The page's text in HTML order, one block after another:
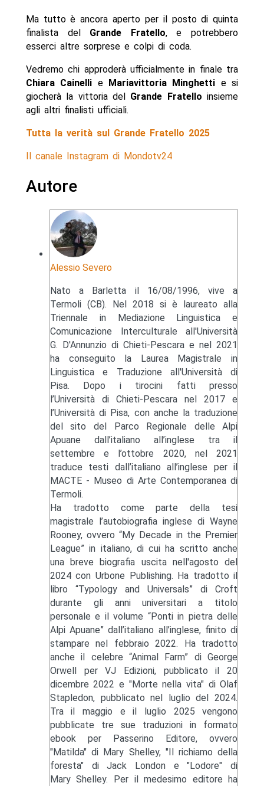
Ma tutto è ancora aperto per il posto di quinta
finalista del Grande Fratello, e potrebbero
esserci altre sorprese e colpi di coda.
Vedremo chi approderà ufficialmente in finale tra
Chiara Cainelli e Mariavittoria Minghetti e si
giocherà la vittoria del Grande Fratello insieme
agli altri finalisti ufficiali.
Tutta la verità sul Grande Fratello 2025
Il canale Instagram di Mondotv24
Autore
Alessio Severo
Nato a Barletta il 16/08/1996, vive a
Termoli (CB). Nel 2018 si è laureato alla
Triennale in Mediazione Linguistica e
Comunicazione Interculturale all'Università
G. D'Annunzio di Chieti-Pescara e nel 2021
ha conseguito la Laurea Magistrale in
Linguistica e Traduzione all'Università di
Pisa. Dopo i tirocini fatti presso
l’Università di Chieti-Pescara nel 2017 e
l’Università di Pisa, con anche la traduzione
del sito del Parco Regionale delle Alpi
Apuane dall’italiano all’inglese tra il
settembre e l’ottobre 2020, nel 2021
traduce testi dall’italiano all’inglese per il
MACTE - Museo di Arte Contemporanea di
Termoli.
Ha tradotto come parte della tesi
magistrale l’autobiografia inglese di Wayne
Rooney, ovvero “My Decade in the Premier
League” in italiano, di cui ha scritto anche
una breve biografia uscita nell'agosto del
2024 con Urbone Publishing. Ha tradotto il
libro “Typology and Universals” di Croft
durante gli anni universitari a titolo
personale e il volume “Ponti in pietra delle
Alpi Apuane” dall’italiano all’inglese, finito di
stampare nel febbraio 2022. Ha tradotto
anche il celebre “Animal Farm” di George
Orwell per VJ Edizioni, pubblicato il 20
dicembre 2022 e "Morte nella vita" di Olaf
Stapledon, pubblicato nel luglio del 2024.
Tra il maggio e il luglio 2025 vengono
pubblicate tre sue traduzioni in formato
ebook per Passerino Editore, ovvero
"Matilda" di Mary Shelley, "Il richiamo della
foresta" di Jack London e "Lodore" di
Mary Shelley. Per il medesimo editore ha